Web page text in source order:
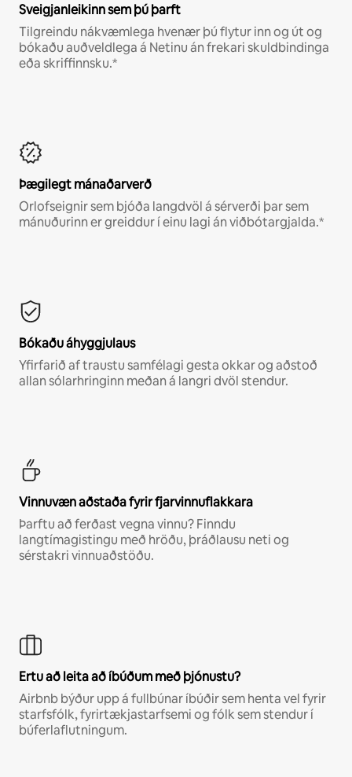
Sveigjanleikinn sem þú þarft
Tilgreindu nákvæmlega hvenær þú flytur inn og út og
bókaðu auðveldlega á Netinu án frekari skuldbindinga
eða skriffinnsku.*
Þægilegt mánaðarverð
Orlofseignir sem bjóða langdvöl á sérverði þar sem
mánuðurinn er greiddur í einu lagi án viðbótargjalda.*
Bókaðu áhyggjulaus
Yfirfarið af traustu samfélagi gesta okkar og aðstoð
allan sólarhringinn meðan á langri dvöl stendur.
Vinnuvæn aðstaða fyrir fjarvinnuflakkara
Þarftu að ferðast vegna vinnu? Finndu
langtímagistingu með hröðu, þráðlausu neti og
sérstakri vinnuaðstöðu.
Ertu að leita að íbúðum með þjónustu?
Airbnb býður upp á fullbúnar íbúðir sem henta vel fyrir
starfsfólk, fyrirtækjastarfsemi og fólk sem stendur í
búferlaflutningum.